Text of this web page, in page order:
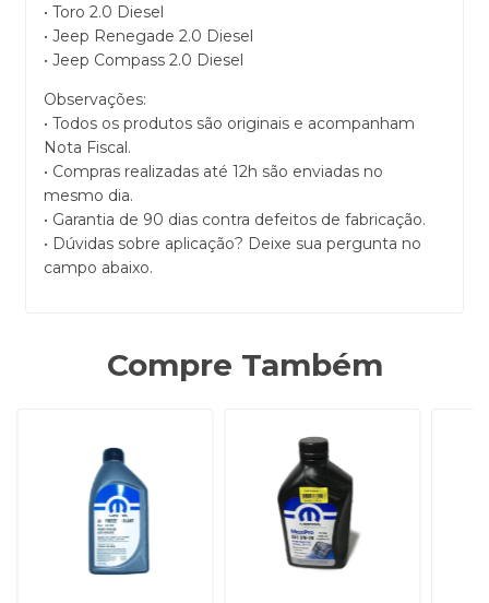
• Toro 2.0 Diesel
• Jeep Renegade 2.0 Diesel
• Jeep Compass 2.0 Diesel
Observações:
• Todos os produtos são originais e acompanham
Nota Fiscal.
• Compras realizadas até 12h são enviadas no
mesmo dia.
• Garantia de 90 dias contra defeitos de fabricação.
• Dúvidas sobre aplicação? Deixe sua pergunta no
campo abaixo.
Compre Também